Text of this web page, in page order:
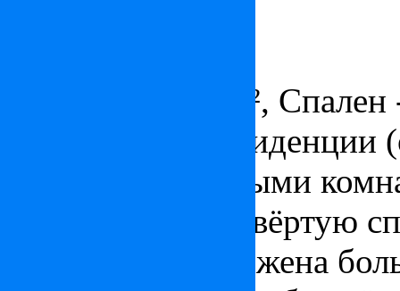
Площадь - 200 м²,
Первый этаж резиденции
3 спальни с ванными
организовать четвёртую
Здесь же расположена